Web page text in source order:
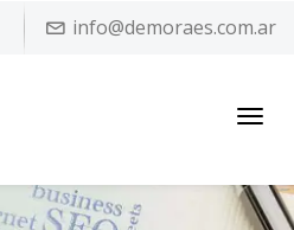
info@demoraes.com.ar